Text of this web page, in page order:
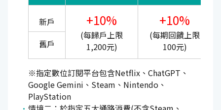
新戶 +10%
(每歸戶上限
1,200元)
+10%
(每期回饋上限
100元)
舊戶
※指定數位訂閱平台包含Netflix、ChatGPT、
Google Gemini、Steam、Nintendo、
PlayStation